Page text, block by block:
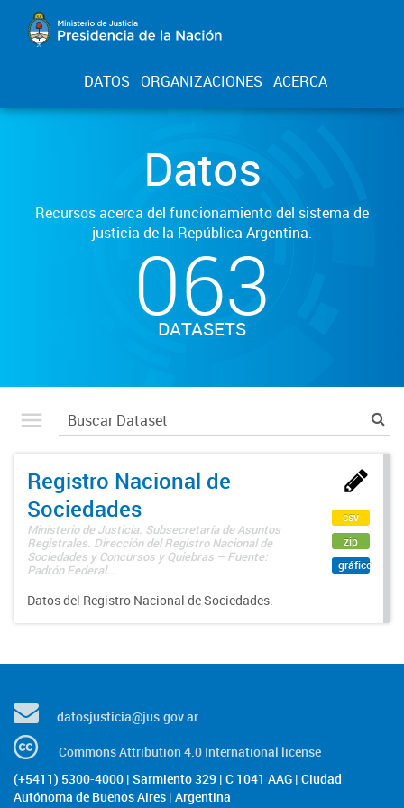
DATOS ORGANIZACIONES ACERCA
Datos
Recursos acerca del funcionamiento del sistema de
justicia de la República Argentina.
063
DATASETS
Registro Nacional de
Sociedades
Ministerio de Justicia. Subsecretaría de Asuntos
Registrales. Dirección del Registro Nacional de
Sociedades y Concursos y Quiebras – Fuente:
Padrón Federal...
Datos del Registro Nacional de Sociedades.
csv
zip
gráfico
datosjusticia@jus.gov.ar
Commons Attribution 4.0 International license
(+5411) 5300-4000 | Sarmiento 329 | C 1041 AAG | Ciudad
Autónoma de Buenos Aires | Argentina